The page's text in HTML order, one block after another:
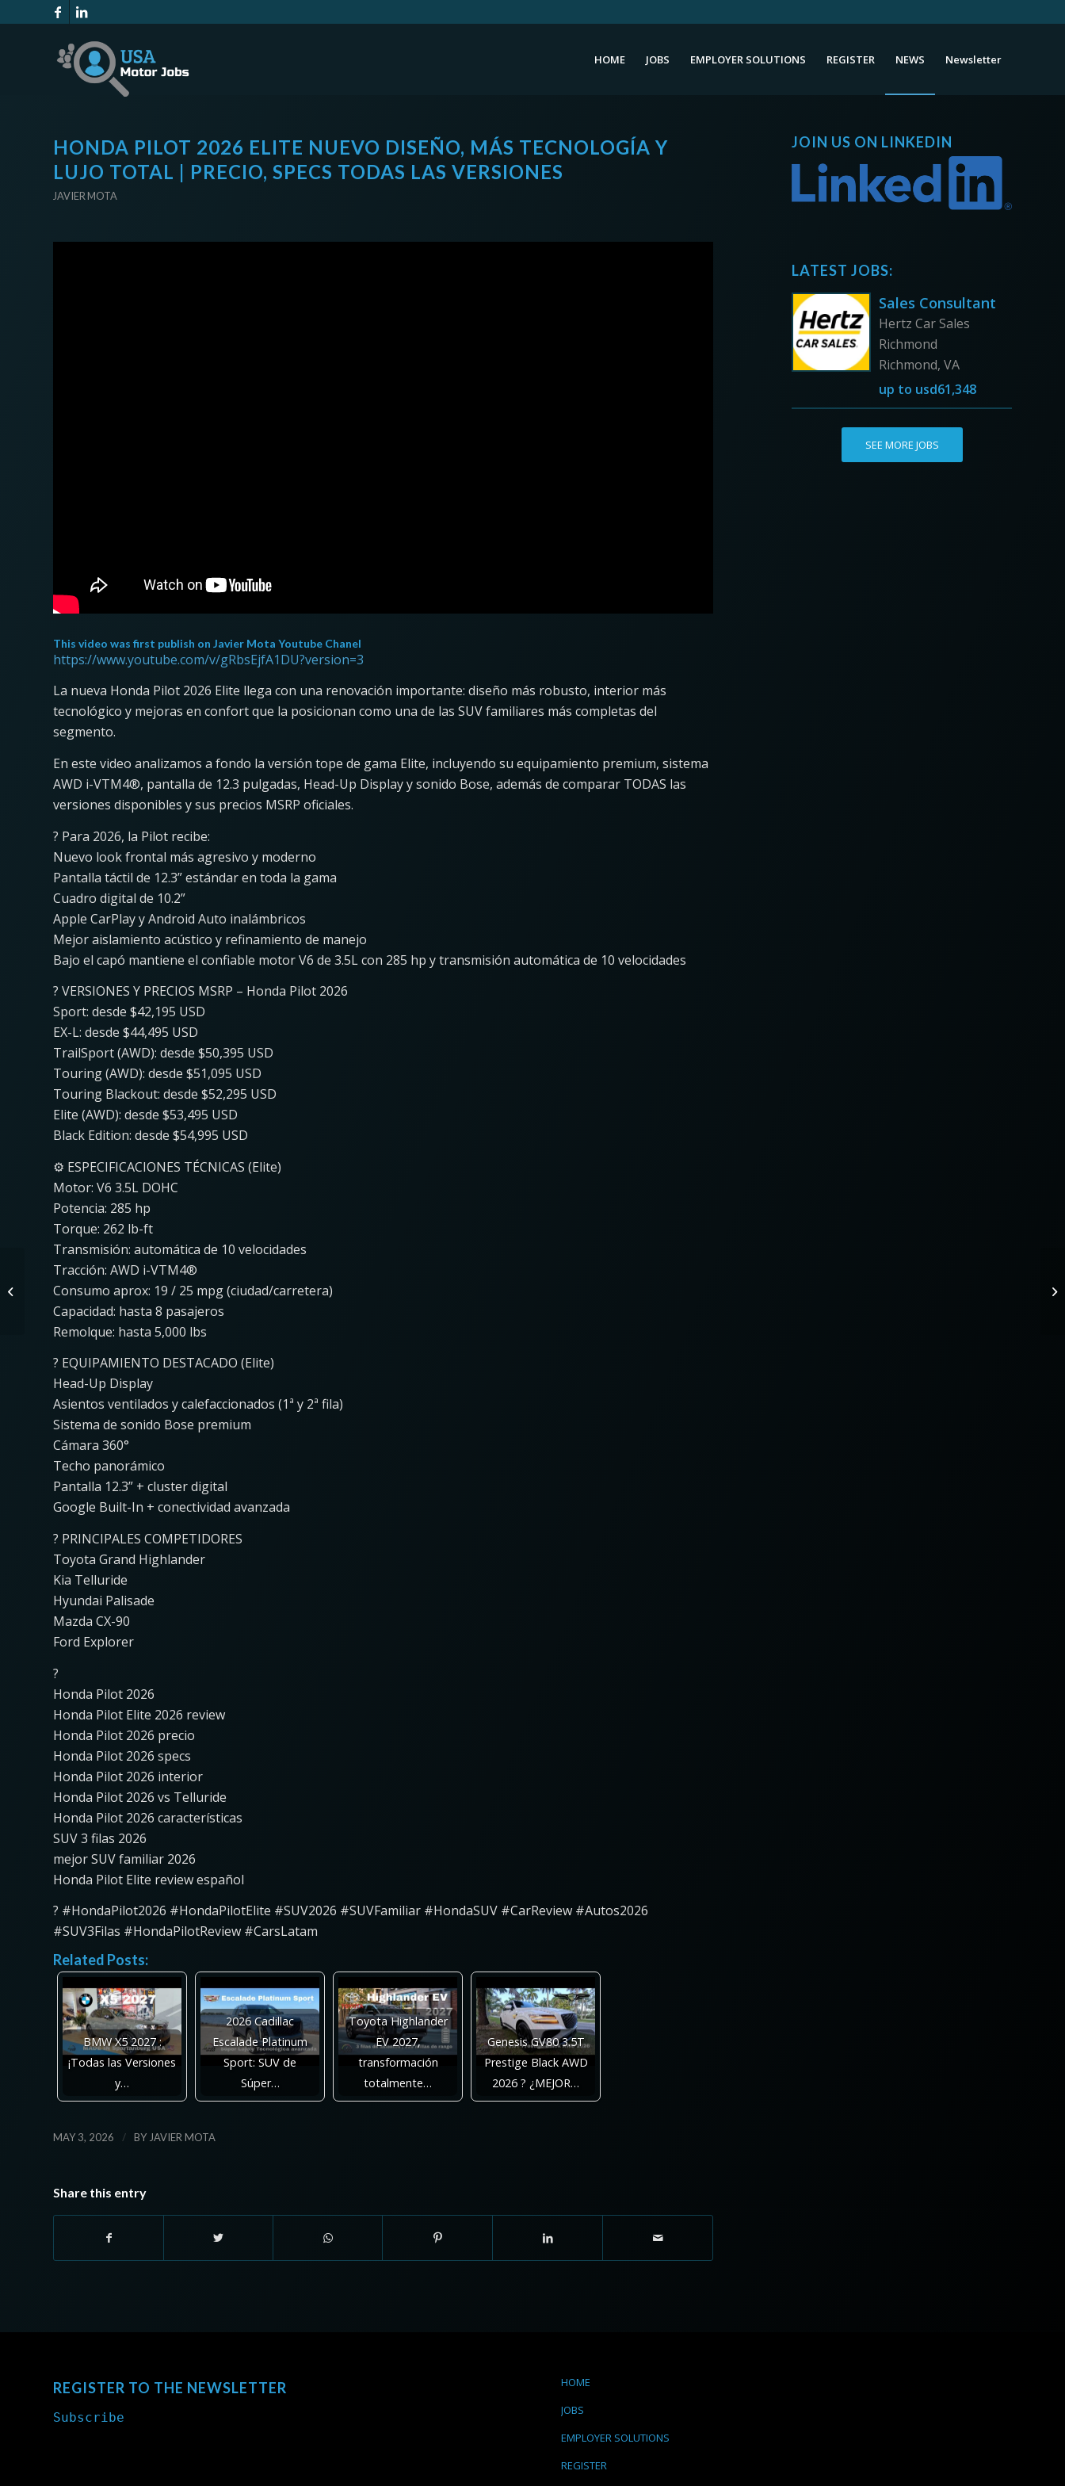
HOME JOBS EMPLOYER SOLUTIONS REGISTER NEWS Newsletter
HONDA PILOT 2026 ELITE NUEVO DISEÑO, MÁS TECNOLOGÍA Y
LUJO TOTAL | PRECIO, SPECS TODAS LAS VERSIONES
JAVIER MOTA
This video was first publish on Javier Mota Youtube Chanel
https://www.youtube.com/v/gRbsEjfA1DU?version=3
La nueva Honda Pilot 2026 Elite llega con una renovación importante: diseño más robusto, interior más
tecnológico y mejoras en confort que la posicionan como una de las SUV familiares más completas del
segmento.
En este video analizamos a fondo la versión tope de gama Elite, incluyendo su equipamiento premium, sistema
AWD i-VTM4®, pantalla de 12.3 pulgadas, Head-Up Display y sonido Bose, además de comparar TODAS las
versiones disponibles y sus precios MSRP oficiales.
? Para 2026, la Pilot recibe:
Nuevo look frontal más agresivo y moderno
Pantalla táctil de 12.3” estándar en toda la gama
Cuadro digital de 10.2”
Apple CarPlay y Android Auto inalámbricos
Mejor aislamiento acústico y refinamiento de manejo
Bajo el capó mantiene el confiable motor V6 de 3.5L con 285 hp y transmisión automática de 10 velocidades
? VERSIONES Y PRECIOS MSRP – Honda Pilot 2026
Sport: desde $42,195 USD
EX-L: desde $44,495 USD
TrailSport (AWD): desde $50,395 USD
Touring (AWD): desde $51,095 USD
Touring Blackout: desde $52,295 USD
Elite (AWD): desde $53,495 USD
Black Edition: desde $54,995 USD
⚙️ ESPECIFICACIONES TÉCNICAS (Elite)
Motor: V6 3.5L DOHC
Potencia: 285 hp
Torque: 262 lb-ft
Transmisión: automática de 10 velocidades
Tracción: AWD i-VTM4®
Consumo aprox: 19 / 25 mpg (ciudad/carretera)
Capacidad: hasta 8 pasajeros
Remolque: hasta 5,000 lbs
? EQUIPAMIENTO DESTACADO (Elite)
Head-Up Display
Asientos ventilados y calefaccionados (1ª y 2ª fila)
Sistema de sonido Bose premium
Cámara 360°
Techo panorámico
Pantalla 12.3” + cluster digital
Google Built-In + conectividad avanzada
? PRINCIPALES COMPETIDORES
Toyota Grand Highlander
Kia Telluride
Hyundai Palisade
Mazda CX-90
Ford Explorer
?
Honda Pilot 2026
Honda Pilot Elite 2026 review
Honda Pilot 2026 precio
Honda Pilot 2026 specs
Honda Pilot 2026 interior
Honda Pilot 2026 vs Telluride
Honda Pilot 2026 características
SUV 3 filas 2026
mejor SUV familiar 2026
Honda Pilot Elite review español
? #HondaPilot2026 #HondaPilotElite #SUV2026 #SUVFamiliar #HondaSUV #CarReview #Autos2026
#SUV3Filas #HondaPilotReview #CarsLatam
Related Posts:
BMW X5 2027 :
¡Todas las Versiones
y…
2026 Cadillac
Escalade Platinum
Sport: SUV de
Súper…
Toyota Highlander
EV 2027,
transformación
totalmente…
Genesis GV80 3.5T
Prestige Black AWD
2026 ? ¿MEJOR…
MAY 3, 2026 / BY JAVIER MOTA
Share this entry
JOIN US ON LINKEDIN
LATEST JOBS:
Sales Consultant
Hertz Car Sales
Richmond
Richmond, VA
up to usd61,348
SEE MORE JOBS
REGISTER TO THE NEWSLETTER
Subscribe
HOME
JOBS
EMPLOYER SOLUTIONS
REGISTER
Hyundai IONIQ 9 AWD
Performance
Calligraphy Black Ink
2027 ⚡ SUV Eléctrico...